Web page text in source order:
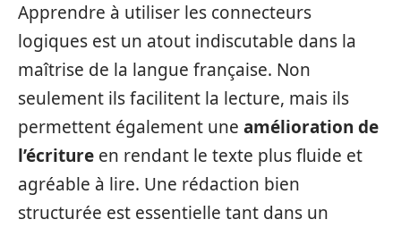
Apprendre à utiliser les connecteurs
logiques est un atout indiscutable dans la
maîtrise de la langue française. Non
seulement ils facilitent la lecture, mais ils
permettent également une amélioration de
l’écriture en rendant le texte plus fluide et
agréable à lire. Une rédaction bien
structurée est essentielle tant dans un